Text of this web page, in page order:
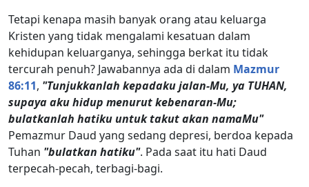
Tetapi kenapa masih banyak orang atau keluarga
Kristen yang tidak mengalami kesatuan dalam
kehidupan keluarganya, sehingga berkat itu tidak
tercurah penuh? Jawabannya ada di dalam Mazmur
86:11, "Tunjukkanlah kepadaku jalan-Mu, ya TUHAN,
supaya aku hidup menurut kebenaran-Mu;
bulatkanlah hatiku untuk takut akan namaMu"
Pemazmur Daud yang sedang depresi, berdoa kepada
Tuhan "bulatkan hatiku". Pada saat itu hati Daud
terpecah-pecah, terbagi-bagi.